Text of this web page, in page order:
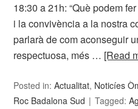
18:30 a 21h: “Què podem
i la convivència a la nostra
parlarà de com aconseguir
respectuosa, més … [Read
Posted in:Actualitat, Noticíes
Roc Badalona Sud
Tagged: